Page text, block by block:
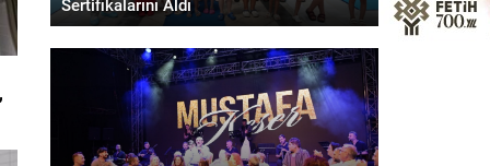
Sertifikalarını Aldı